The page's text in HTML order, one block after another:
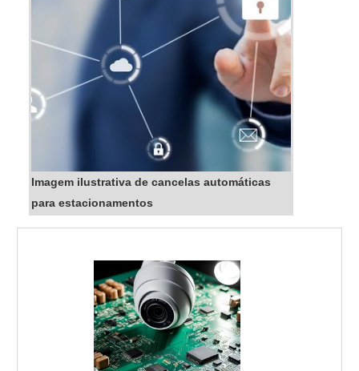
Imagem ilustrativa de cancelas automáticas
para estacionamentos